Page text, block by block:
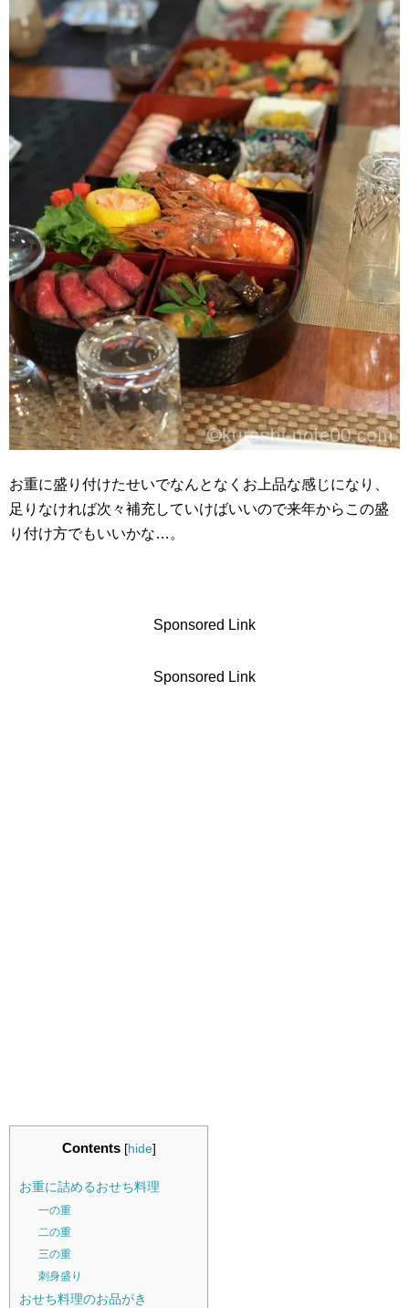
お重に盛り付けたせいでなんとなくお上品な感じになり、
足りなければ次々補充していけばいいので来年からこの盛
り付け方でもいいかな…。
Sponsored Link
Sponsored Link
Contents [hide]
お重に詰めるおせち料理
一の重
二の重
三の重
刺身盛り
おせち料理のお品がき